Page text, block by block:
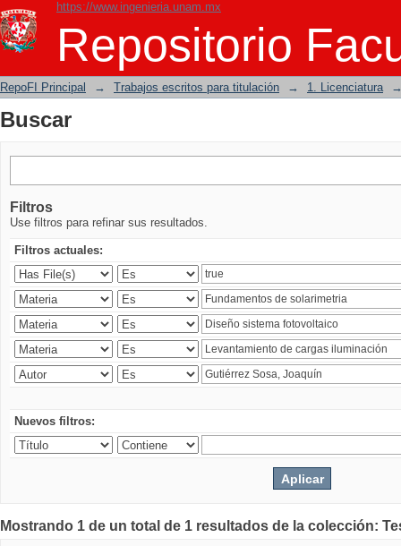
https://www.ingenieria.unam.mx
Repositorio
Buscar
RepoFI Principal → Trabajos escritos para titulación → 1. Licenciatura
Buscar
Filtros
Use filtros para refinar sus resultados.
Filtros actuales:
Nuevos filtros:
Mostrando 1 de un total de 1 resultados de la colección: